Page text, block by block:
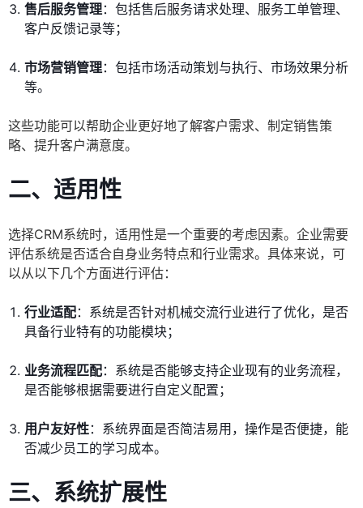
售后服务管理：包括售后服务请求处理、服务工单管理、
客户反馈记录等；
市场营销管理：包括市场活动策划与执行、市场效果分析
等。
这些功能可以帮助企业更好地了解客户需求、制定销售策
略、提升客户满意度。
二、适用性
选择CRM系统时，适用性是一个重要的考虑因素。企业需要
评估系统是否适合自身业务特点和行业需求。具体来说，可
以从以下几个方面进行评估：
行业适配：系统是否针对机械交流行业进行了优化，是否
具备行业特有的功能模块；
业务流程匹配：系统是否能够支持企业现有的业务流程，
是否能够根据需要进行自定义配置；
用户友好性：系统界面是否简洁易用，操作是否便捷，能
否减少员工的学习成本。
三、系统扩展性